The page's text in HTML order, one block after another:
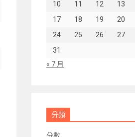
10
11 12 13
17
18 19 20
24
25 26 27
31
« 7 月
分類